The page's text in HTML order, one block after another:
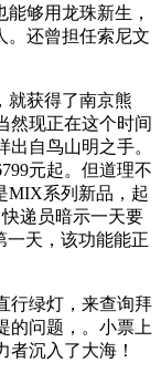
够用龙珠新生，
。还曾担任索尼文
获得了南京熊
然现正在这个时间
自鸟山明之手。
元起。但道理不
MIX系列新品，起
递员暗示一天要
一天，该功能能正
绿灯，来查询拜
的问题，。小票上
者沉入了大海！